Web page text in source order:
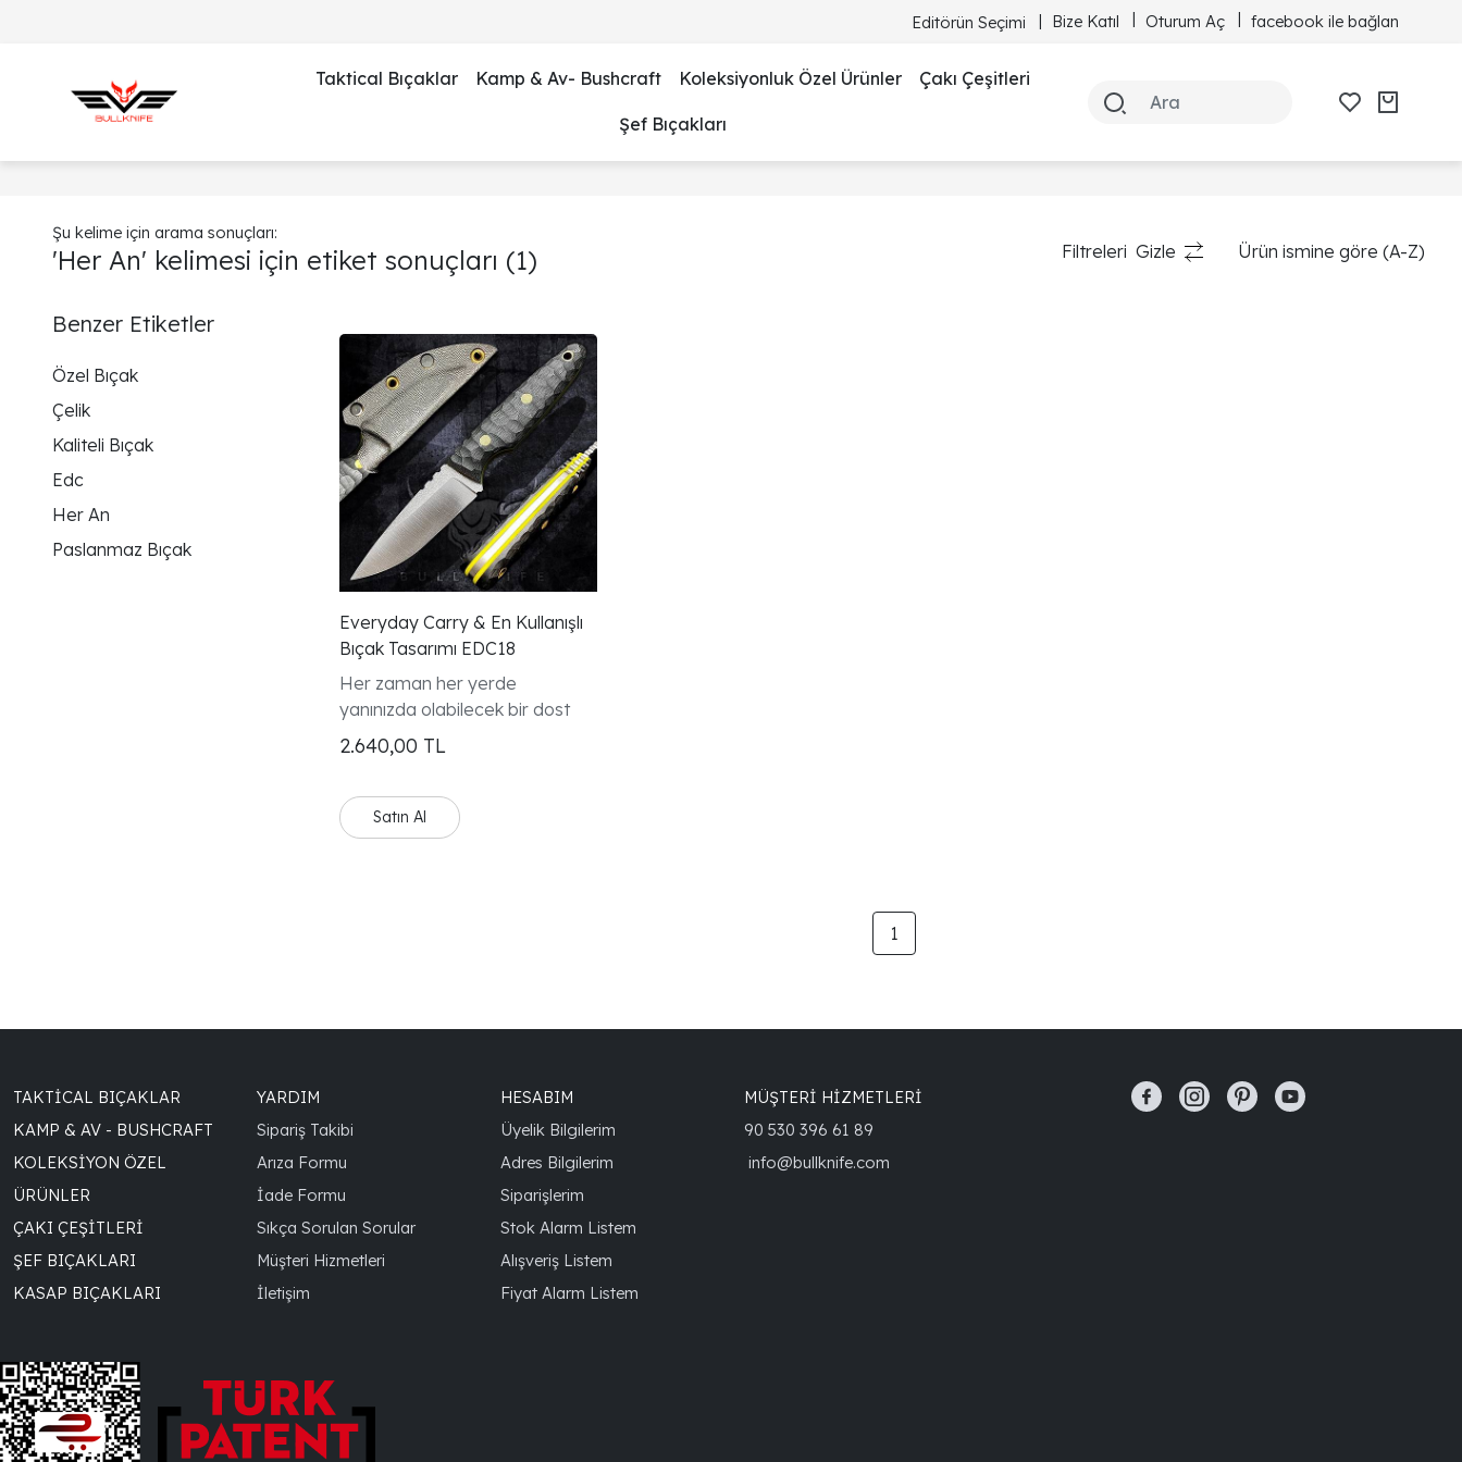
Editörün Seçimi Bize Katıl Oturum Aç facebook ile bağlan
Taktical Bıçaklar Kamp & Av- Bushcraft Koleksiyonluk Özel Ürünler Çakı Çeşitleri
Şef Bıçakları
Şu kelime için arama sonuçları:
'Her An' kelimesi için etiket sonuçları (1) Filtreleri Gizle Ürün ismine göre (A-Z)
Benzer Etiketler
Özel Bıçak
Çelik
Kaliteli Bıçak
Edc
Her An
Paslanmaz Bıçak
Everyday Carry & En Kullanışlı
Bıçak Tasarımı EDC18
Her zaman her yerde
yanınızda olabilecek bir dost
2.640,00 TL
Satın Al
1
TAKTICAL BIÇAKLAR
KAMP & AV - BUSHCRAFT
KOLEKSIYON ÖZEL
ÜRÜNLER
ÇAKI ÇEŞITLERI
ŞEF BIÇAKLARI
KASAP BIÇAKLARI
YARDIM
Sipariş Takibi
Arıza Formu
İade Formu
Sıkça Sorulan Sorular
Müşteri Hizmetleri
İletişim
HESABIM
Üyelik Bilgilerim
Adres Bilgilerim
Siparişlerim
Stok Alarm Listem
Alışveriş Listem
Fiyat Alarm Listem
MÜŞTERİ HİZMETLERİ
90 530 396 61 89
info@bullknife.com